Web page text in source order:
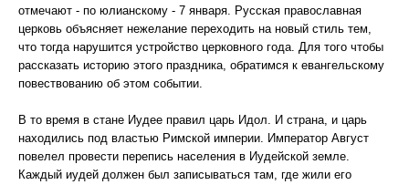
отмечают - по юлианскому - 7 января. Русская православная
церковь объясняет нежелание переходить на новый стиль тем,
что тогда нарушится устройство церковного года. Для того чтобы
рассказать историю этого праздника, обратимся к евангельскому
повествованию об этом событии.
В то время в стане Иудее правил царь Идол. И страна, и царь
находились под властью Римской империи. Император Август
повелел провести перепись населения в Иудейской земле.
Каждый иудей должен был записываться там, где жили его